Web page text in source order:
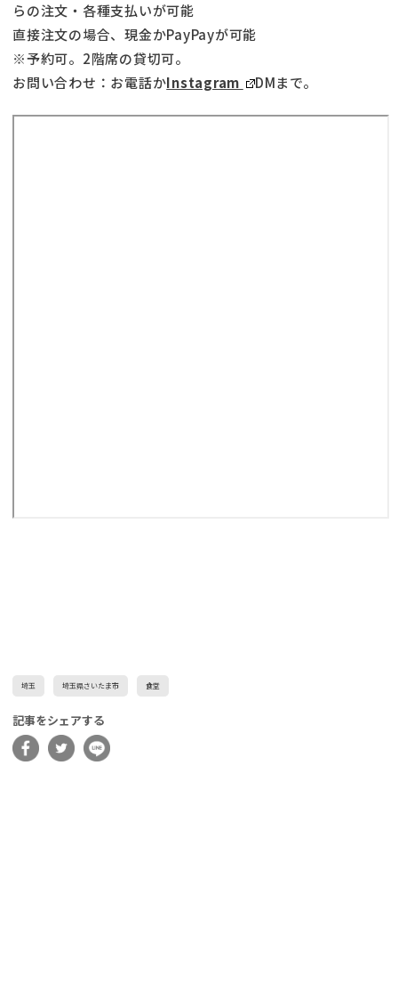
らの注文・各種支払いが可能
直接注文の場合、現金かPayPayが可能
※予約可。2階席の貸切可。
お問い合わせ：お電話かInstagram DMまで。
埼玉 埼玉県さいたま市 食堂
記事をシェアする